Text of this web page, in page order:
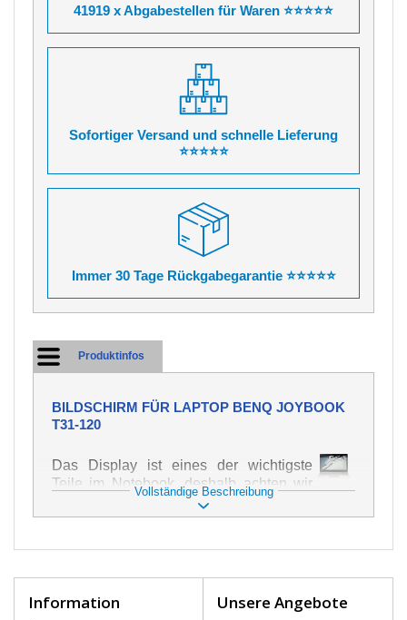
41919 x Abgabestellen für Waren ⭐⭐⭐⭐⭐
Sofortiger Versand und schnelle Lieferung
⭐⭐⭐⭐⭐
Immer 30 Tage Rückgabegarantie ⭐⭐⭐⭐⭐
Produktinfos
BILDSCHIRM FÜR LAPTOP BENQ JOYBOOK
T31-120
Das Display ist eines der wichtigste
Teile im Notebook, deshalb achten wir
auf höchste Qualität dieses Ersatzteils.
Er dient zur Darstellung von Texten und
schnell, deshalb ist es wichtig, mit dem
Zu den häufigsten Beschädigungen
Vollständige Beschreibung
Information Unsere Angebote